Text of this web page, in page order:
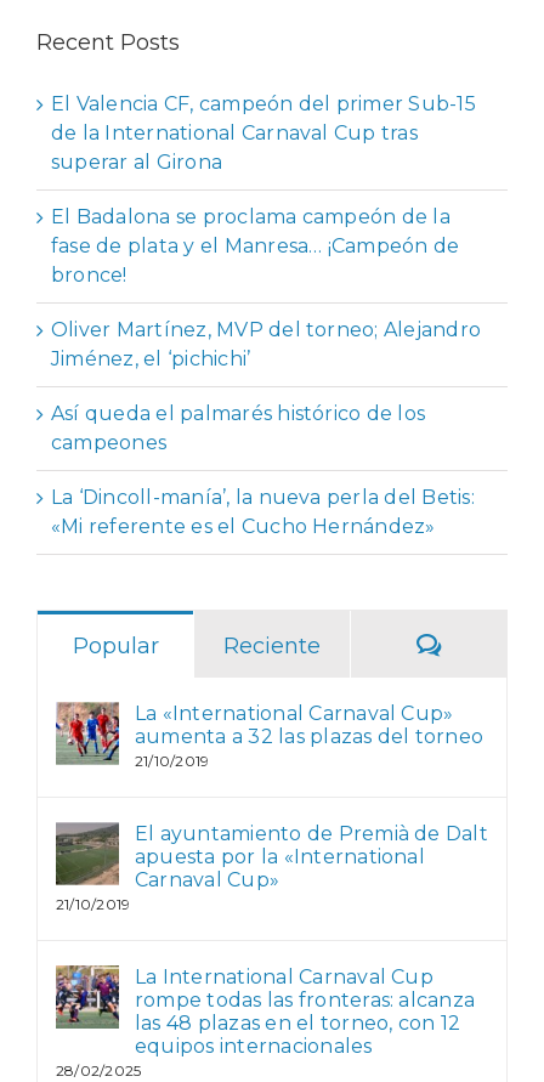
Recent Posts
El Valencia CF, campeón del primer Sub-15
de la International Carnaval Cup tras
superar al Girona
El Badalona se proclama campeón de la
fase de plata y el Manresa… ¡Campeón de
bronce!
Oliver Martínez, MVP del torneo; Alejandro
Jiménez, el ‘pichichi’
Así queda el palmarés histórico de los
campeones
La ‘Dincoll-manía’, la nueva perla del Betis:
«Mi referente es el Cucho Hernández»
Popular Reciente
La «International Carnaval Cup»
aumenta a 32 las plazas del torneo
21/10/2019
El ayuntamiento de Premià de Dalt
apuesta por la «International
Carnaval Cup»
21/10/2019
La International Carnaval Cup
rompe todas las fronteras: alcanza
las 48 plazas en el torneo, con 12
equipos internacionales
28/02/2025